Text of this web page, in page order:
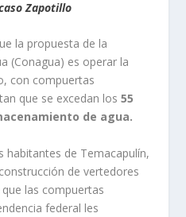
Zapotillo
la propuesta de la
(Conagua) es operar la
con compuertas
que se excedan los55
de agua.
habitantes de Temacapulín,
de vertedores
las compuertas
federal les